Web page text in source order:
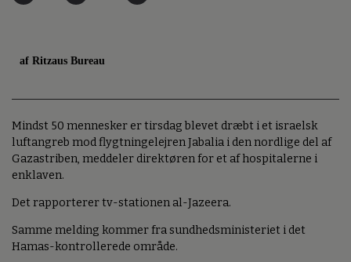
af Ritzaus Bureau
Mindst 50 mennesker er tirsdag blevet dræbt i et israelsk
luftangreb mod flygtningelejren Jabalia i den nordlige del af
Gazastriben, meddeler direktøren for et af hospitalerne i
enklaven.
Det rapporterer tv-stationen al-Jazeera.
Samme melding kommer fra sundhedsministeriet i det
Hamas-kontrollerede område.